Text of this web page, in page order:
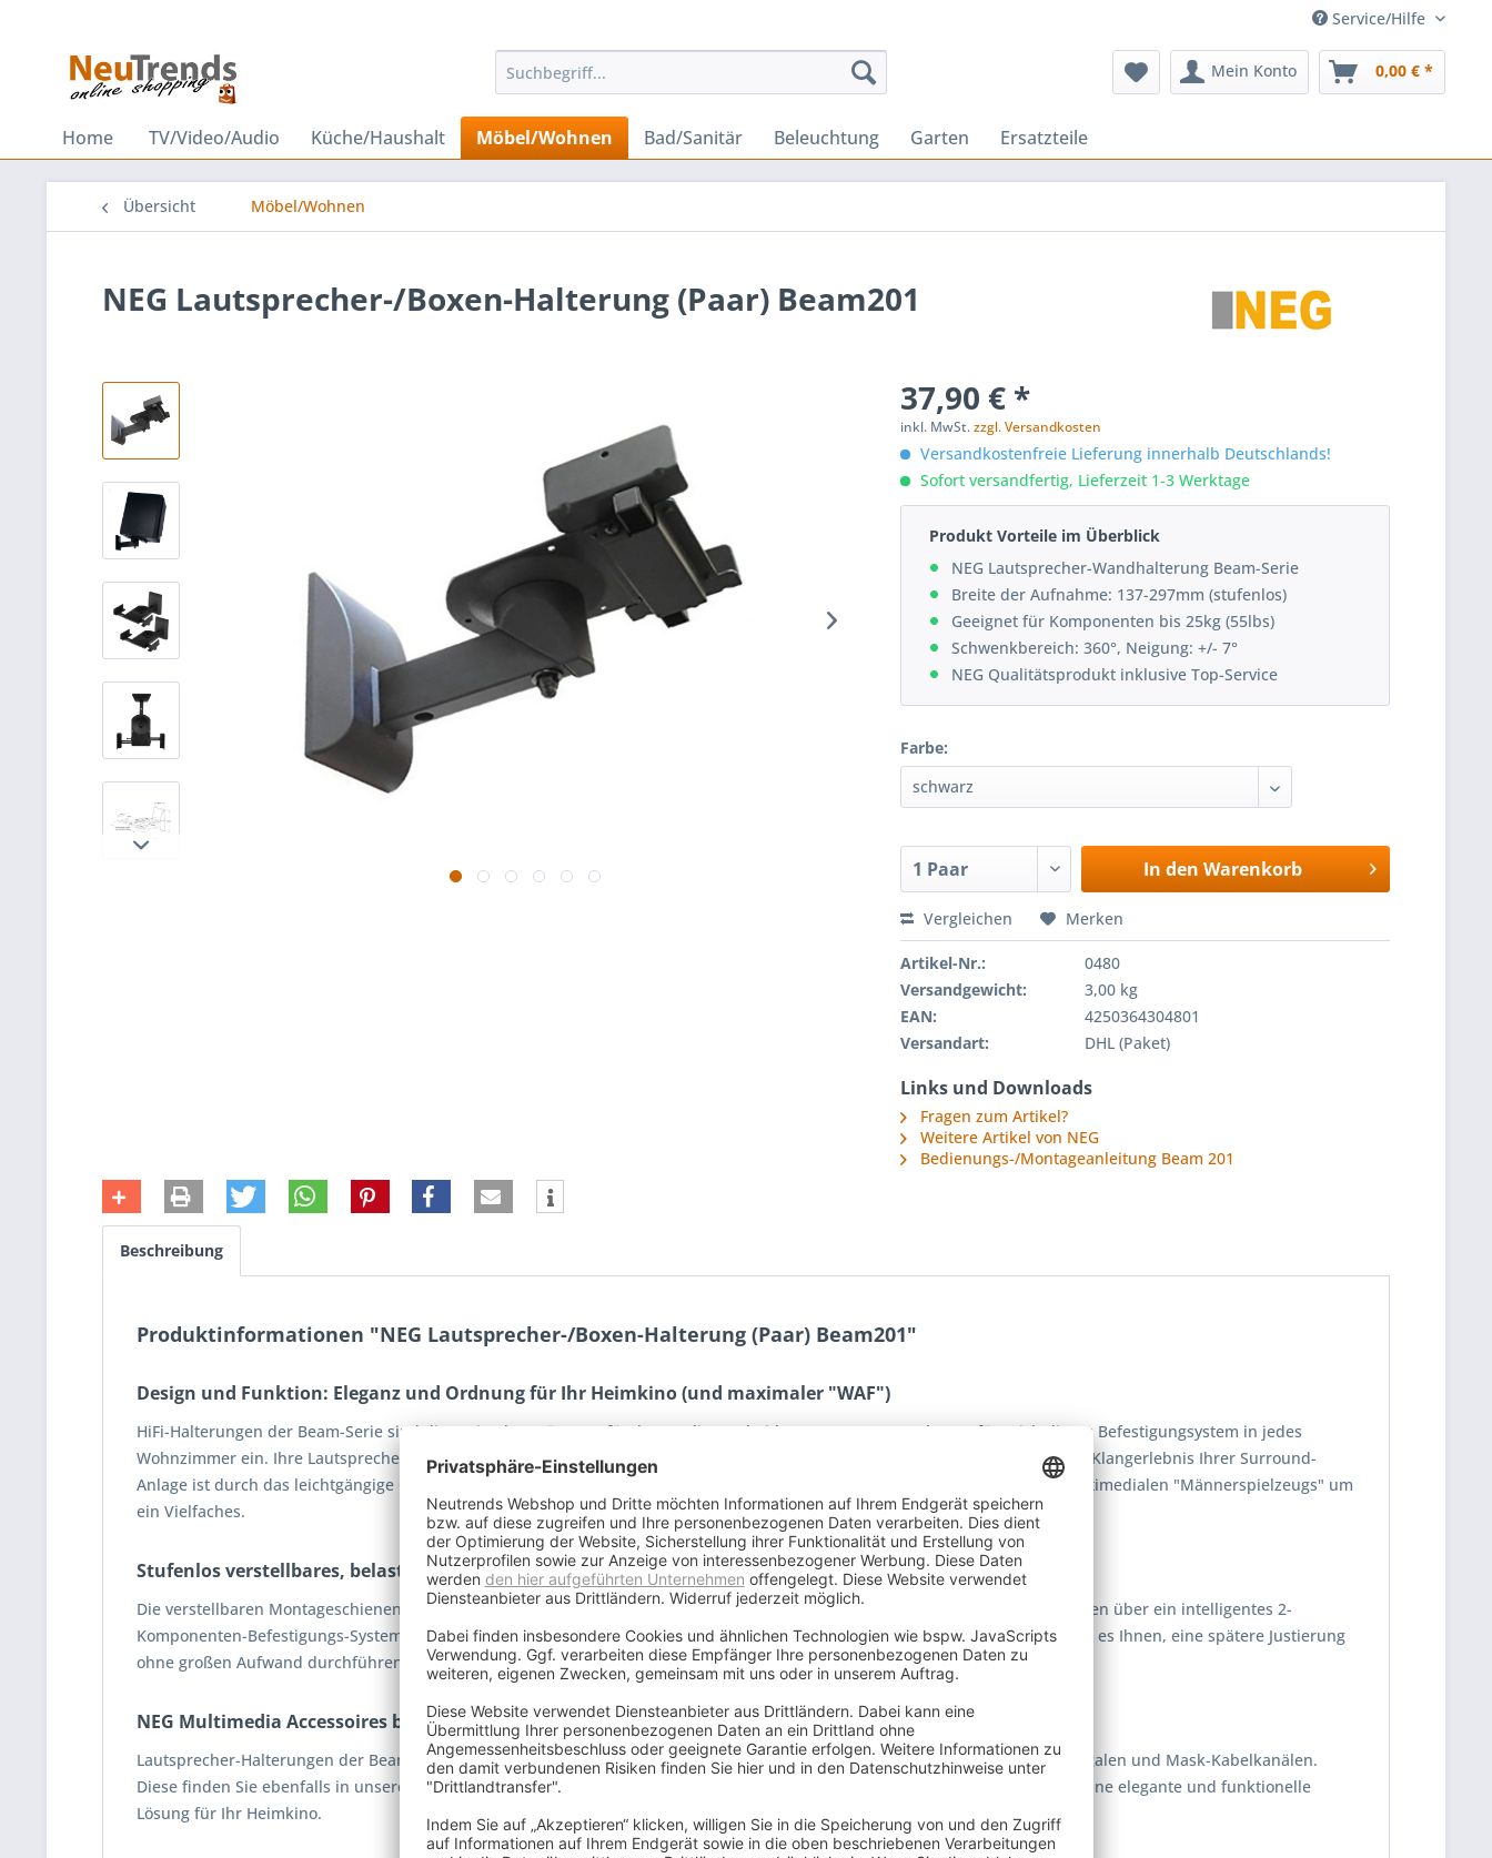
Service/Hilfe
Mein Konto 0,00 € *
Home TV/Video/Audio Küche/Haushalt Möbel/Wohnen Bad/Sanitär Beleuchtung Garten Ersatzteile
Übersicht Möbel/Wohnen
NEG Lautsprecher-/Boxen-Halterung (Paar) Beam201
37,90 € *
inkl. MwSt.zzgl. Versandkosten
Versandkostenfreie Lieferung innerhalb Deutschlands!
Sofort versandfertig, Lieferzeit 1-3 Werktage
Produkt Vorteile im Überblick
NEG Lautsprecher-Wandhalterung Beam-Serie
Breite der Aufnahme: 137-297mm (stufenlos)
Geeignet für Komponenten bis 25kg (55lbs)
Schwenkbereich: 360°, Neigung: +/- 7°
NEG Qualitätsprodukt inklusive Top-Service
Farbe:
In den Warenkorb
Vergleichen Merken
Artikel-Nr.:
0480
Versandgewicht:
3,00 kg
EAN:
4250364304801
Versandart:
DHL (Paket)
Links und Downloads
Fragen zum Artikel?
Weitere Artikel von NEG
Bedienungs-/Montageanleitung Beam 201
Beschreibung
Produktinformationen "NEG Lautsprecher-/Boxen-Halterung (Paar) Beam201"
Design und Funktion: Eleganz und Ordnung für Ihr Heimkino (und maximaler "WAF")
HiFi-Halterungen der Beam-Serie sind die optimale Ergänzung für Ihre Audio- und Video-Komponenten. Elegant fügt sich dieses Befestigungsystem in jedes
Wohnzimmer ein. Ihre Lautsprecher werden nicht nur optimal in Szene gesetzt, auch die richtige Ausrichtung für ein perfektes Klangerlebnis Ihrer Surround-
Anlage ist durch das leichtgängige Gelenk nun kein Problem mehr und erhöht den "WAF" (
) des multimedialen "Männerspielzeugs" um
ein Vielfaches.
Stufenlos verstellbares, belastbares, intelligentes Montagesystem.
Die verstellbaren Montageschienen bieten sicheren Halt auch für größere und schwere Komponenten. NEG Halterungen verfügen über ein intelligentes 2-
Komponenten-Befestigungs-System mit robuster Wandplatte. Dieses System erleichtert zum einen die Montage, und ermöglicht es Ihnen, eine spätere Justierung
ohne großen Aufwand durchführen zu können.
NEG Multimedia Accessoires bieten Qualität und Funktionalität
Lautsprecher-Halterungen der Beam-Serie sind die optimale Ergänzung zu NEG ExTender TV-Wandhalterungen, Suspender-Regalen und Mask-Kabelkanälen.
Diese finden Sie ebenfalls in unserem Shop. Schicken Sie Ihre alten unpraktischen Phonomöbel in Rente und gönnen Sie sich eine elegante und funktionelle
Lösung für Ihr Heimkino.